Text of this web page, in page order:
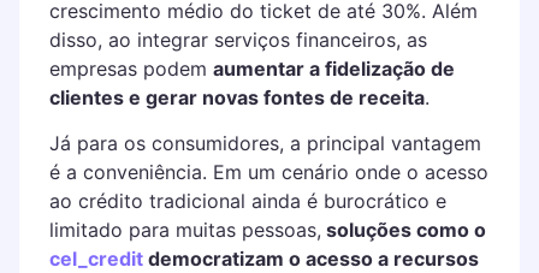
crescimento médio do ticket de até 30%. Além
disso, ao integrar serviços financeiros, as
empresas podem aumentar a fidelização de
clientes e gerar novas fontes de receita.
Já para os consumidores, a principal vantagem
é a conveniência. Em um cenário onde o acesso
ao crédito tradicional ainda é burocrático e
limitado para muitas pessoas, soluções como o
cel_creditdemocratizam o acesso a recursos